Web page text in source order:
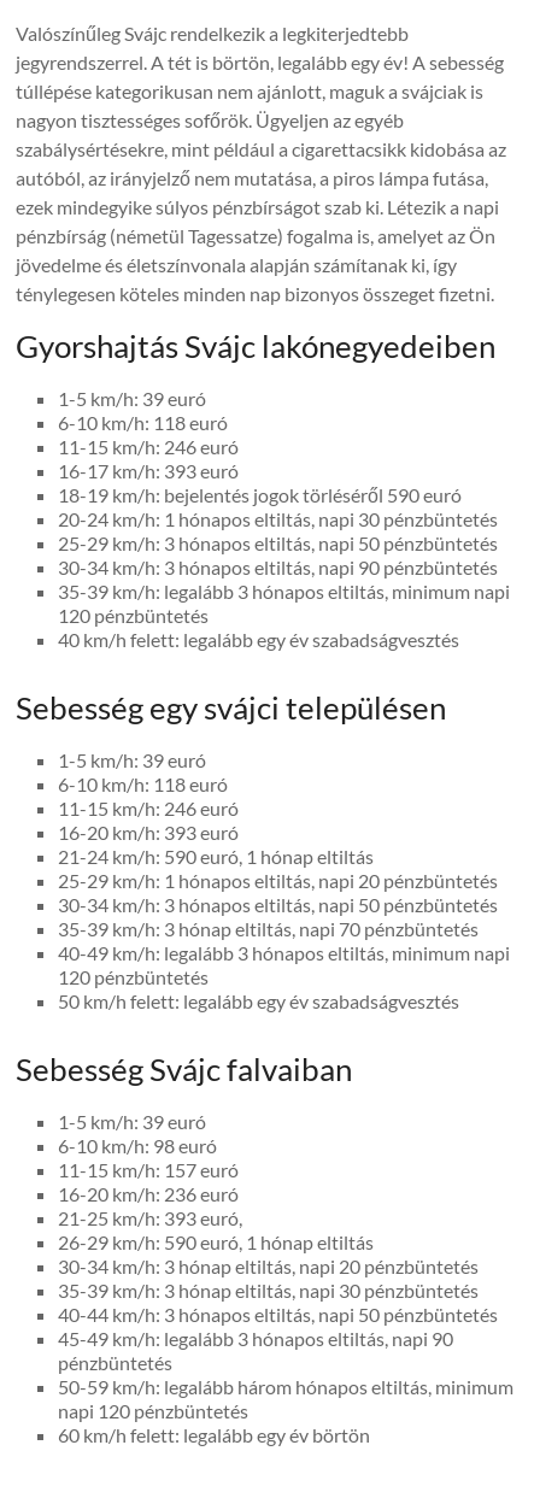
Valószínűleg Svájc rendelkezik a legkiterjedtebb
jegyrendszerrel. A tét is börtön, legalább egy év! A sebesség
túllépése kategorikusan nem ajánlott, maguk a svájciak is
nagyon tisztességes sofőrök. Ügyeljen az egyéb
szabálysértésekre, mint például a cigarettacsikk kidobása az
autóból, az irányjelző nem mutatása, a piros lámpa futása,
ezek mindegyike súlyos pénzbírságot szab ki. Létezik a napi
pénzbírság (németül Tagessatze) fogalma is, amelyet az Ön
jövedelme és életszínvonala alapján számítanak ki, így
ténylegesen köteles minden nap bizonyos összeget fizetni.
Gyorshajtás Svájc lakónegyedeiben
1-5 km/h: 39 euró
6-10 km/h: 118 euró
11-15 km/h: 246 euró
16-17 km/h: 393 euró
18-19 km/h: bejelentés jogok törléséről 590 euró
20-24 km/h: 1 hónapos eltiltás, napi 30 pénzbüntetés
25-29 km/h: 3 hónapos eltiltás, napi 50 pénzbüntetés
30-34 km/h: 3 hónapos eltiltás, napi 90 pénzbüntetés
35-39 km/h: legalább 3 hónapos eltiltás, minimum napi
120 pénzbüntetés
40 km/h felett: legalább egy év szabadságvesztés
Sebesség egy svájci településen
1-5 km/h: 39 euró
6-10 km/h: 118 euró
11-15 km/h: 246 euró
16-20 km/h: 393 euró
21-24 km/h: 590 euró, 1 hónap eltiltás
25-29 km/h: 1 hónapos eltiltás, napi 20 pénzbüntetés
30-34 km/h: 3 hónapos eltiltás, napi 50 pénzbüntetés
35-39 km/h: 3 hónap eltiltás, napi 70 pénzbüntetés
40-49 km/h: legalább 3 hónapos eltiltás, minimum napi
120 pénzbüntetés
50 km/h felett: legalább egy év szabadságvesztés
Sebesség Svájc falvaiban
1-5 km/h: 39 euró
6-10 km/h: 98 euró
11-15 km/h: 157 euró
16-20 km/h: 236 euró
21-25 km/h: 393 euró,
26-29 km/h: 590 euró, 1 hónap eltiltás
30-34 km/h: 3 hónap eltiltás, napi 20 pénzbüntetés
35-39 km/h: 3 hónap eltiltás, napi 30 pénzbüntetés
40-44 km/h: 3 hónapos eltiltás, napi 50 pénzbüntetés
45-49 km/h: legalább 3 hónapos eltiltás, napi 90
pénzbüntetés
50-59 km/h: legalább három hónapos eltiltás, minimum
napi 120 pénzbüntetés
60 km/h felett: legalább egy év börtön